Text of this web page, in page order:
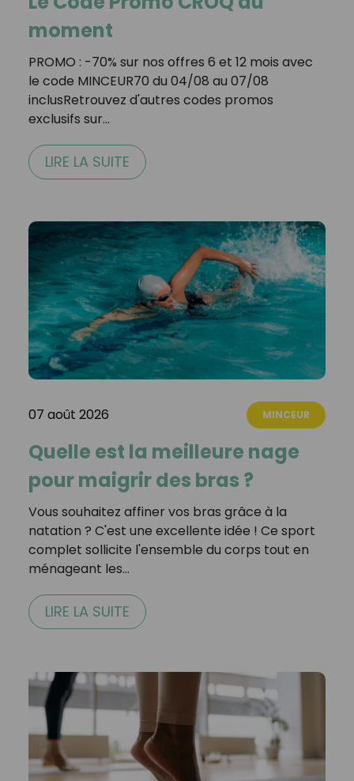
moment
PROMO : -70% sur nos offres 6 et 12 mois avec
le code MINCEUR70 du 04/08 au 07/08
inclusRetrouvez d'autres codes promos
exclusifs sur…
LIRE LA SUITE
07 août 2026 MINCEUR
Quelle est la meilleure nage
pour maigrir des bras ?
Vous souhaitez affiner vos bras grâce à la
natation ? C'est une excellente idée ! Ce sport
complet sollicite l'ensemble du corps tout en
ménageant les…
LIRE LA SUITE